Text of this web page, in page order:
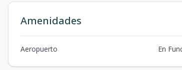
Amenidades
Aeropuerto En